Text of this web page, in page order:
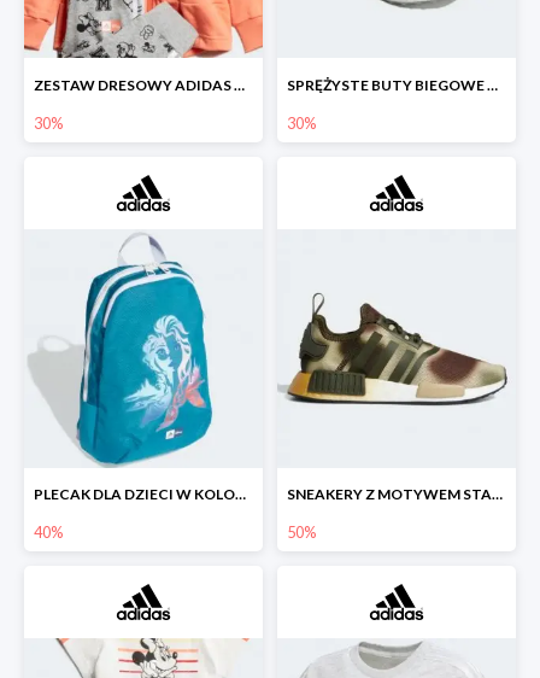
ZESTAW DRESOWY ADIDAS Z GRAFIKĄ Z MYSZKĄ MINNIE.
30%
SPRĘŻYSTE BUTY BIEGOWE DLA FANÓW STAR WARS™
30%
PLECAK DLA DZIECI W KOLORZE ZIMNEGO BŁĘKITU OZDOBIONY WIZERUNKIEM ELSY
40%
SNEAKERY Z MOTYWEM STAR WARS™ W TECHNICZNYM STYLU.
50%